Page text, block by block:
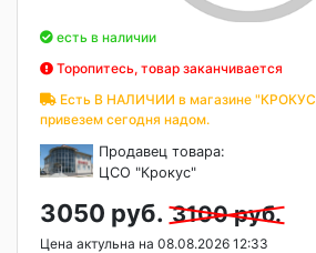
есть в наличии
Торопитесь, товар заканчивается
Есть В НАЛИЧИИ в магазине
привезем сегодня надом.
Продавец товара:
ЦСО "Крокус"
3050 руб. 3100 руб.
Цена актульна на 08.08.2026 12:33